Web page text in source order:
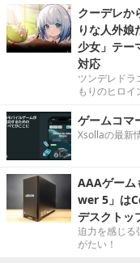
クーデレか
りな人外娘
少女」テー
対応
ツンデレドラ
もりのヒロイ
ゲームコマ
Xsollaの最新
AAAゲーム
wer 5」は
デスクトッ
迫力を感じる
がたい！